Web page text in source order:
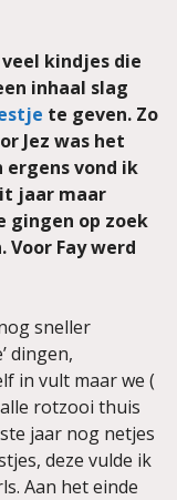
kindjes die
inhaal slag
te geven. Zo
Jez was het
vond ik
jaar maar
gingen op zoek
Voor Fay werd
sneller
dingen,
in vult maar we (
rotzooi thuis
jaar nog netjes
deze vulde ik
Aan het einde